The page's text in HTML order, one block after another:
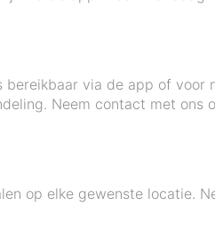
bereikbaar via de app of voor
Neem contact met ons
op elke gewenste locatie.